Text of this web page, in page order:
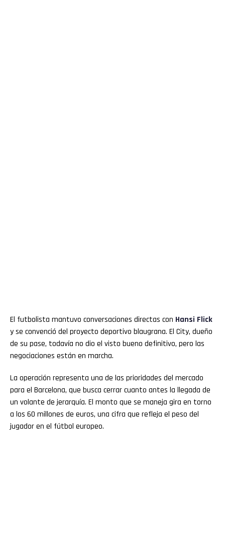
El futbolista mantuvo conversaciones directas con Hansi Flick
y se convenció del proyecto deportivo blaugrana. El City, dueño
de su pase, todavía no dio el visto bueno definitivo, pero las
negociaciones están en marcha.
La operación representa una de las prioridades del mercado
para el Barcelona, que busca cerrar cuanto antes la llegada de
un volante de jerarquía. El monto que se maneja gira en torno
a los 60 millones de euros, una cifra que refleja el peso del
jugador en el fútbol europeo.